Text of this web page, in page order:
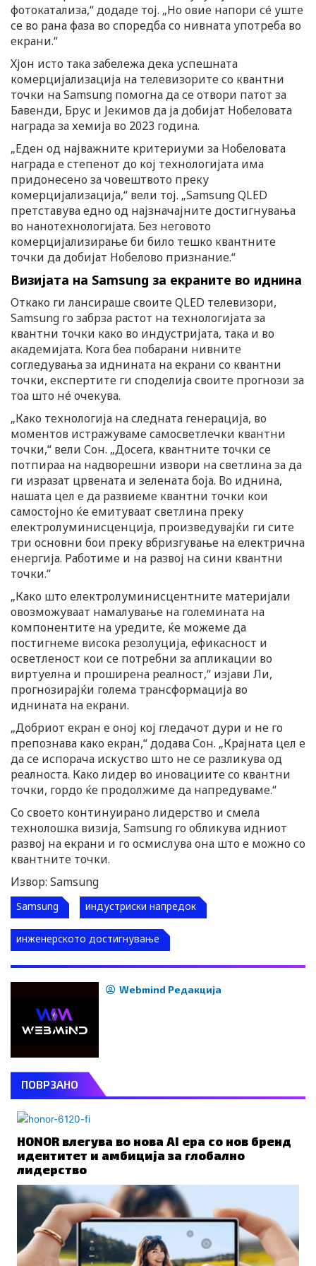
фотокатализа,“ додаде тој. „Но овие напори сé уште
се во рана фаза во споредба со нивната употреба во
екрани.“
Хјон исто така забележа дека успешната
комерцијализација на телевизорите со квантни
точки на Samsung помогна да се отвори патот за
Бавенди, Брус и Јекимов да ја добијат Нобеловата
награда за хемија во 2023 година.
„Еден од најважните критериуми за Нобеловата
награда е степенот до кој технологијата има
придонесено за човештвото преку
комерцијализација,“ вели тој. „Samsung QLED
претставува едно од најзначајните достигнувања
во нанотехнологијата. Без неговото
комерцијализирање би било тешко квантните
точки да добијат Нобелово признание.“
Визијата на Samsung за екраните во иднина
Откако ги лансираше своите QLED телевизори,
Samsung го забрза растот на технологијата за
квантни точки како во индустријата, така и во
академијата. Кога беа побарани нивните
согледувања за иднината на екрани со квантни
точки, експертите ги споделија своите прогнози за
тоа што нé очекува.
„Како технологија на следната генерација, во
моментов истражуваме самосветлечки квантни
точки,“ вели Сон. „Досега, квантните точки се
потпираа на надворешни извори на светлина за да
ги изразат црвената и зелената боја. Во иднина,
нашата цел е да развиеме квантни точки кои
самостојно ќе емитуваат светлина преку
електролуминисценција, произведувајќи ги сите
три основни бои преку вбризгување на електрична
енергија. Работиме и на развој на сини квантни
точки.“
„Како што електролуминисцентните материјали
овозможуваат намалување на големината на
компонентите на уредите, ќе можеме да
постигнеме висока резолуција, ефикасност и
осветленост кои се потребни за апликации во
виртуелна и проширена реалност,“ изјави Ли,
прогнозирајќи голема трансформација во
иднината на екрани.
„Добриот екран е оној кој гледачот дури и не го
препознава како екран,“ додава Сон. „Крајната цел е
да се испорача искуство што не се разликува од
реалноста. Како лидер во иновациите со квантни
точки, гордо ќе продолжиме да напредуваме.“
Со своето континуирано лидерство и смела
технолошка визија, Samsung го обликува идниот
развој на екрани и го осмислува она што е можно со
квантните точки.
Извор: Samsung
Samsung индустриски напредок
инженерското достигнување
Webmind Редакција
ПОВРЗАНО
HONOR влегува во нова AI ера со нов бренд
идентитет и амбиција за глобално
лидерство